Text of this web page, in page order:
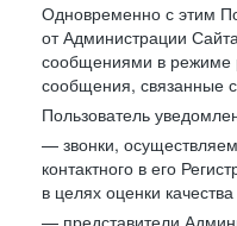
Одновременно с этим
от Администрации
сообщениями в режиме
сообщения, связанные
Пользователь
— звонки,
контактного в его
в целях оценки качества
— представители